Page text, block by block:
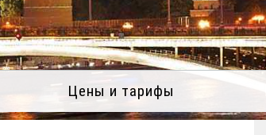
Цены и тарифы